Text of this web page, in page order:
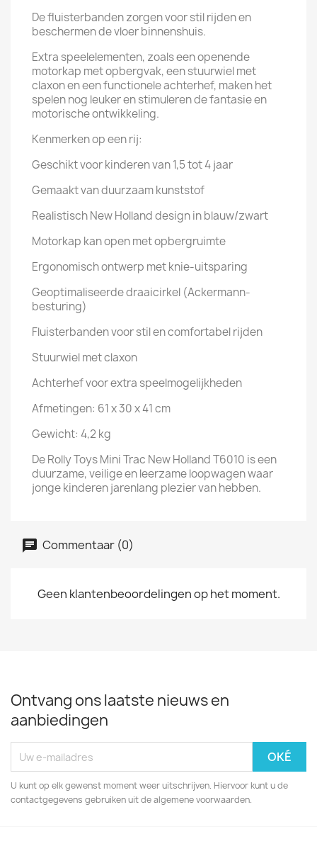
De fluisterbanden zorgen voor stil rijden en
beschermen de vloer binnenshuis.
Extra speelelementen, zoals een openende
motorkap met opbergvak, een stuurwiel met
claxon en een functionele achterhef, maken het
spelen nog leuker en stimuleren de fantasie en
motorische ontwikkeling.
Kenmerken op een rij:
Geschikt voor kinderen van 1,5 tot 4 jaar
Gemaakt van duurzaam kunststof
Realistisch New Holland design in blauw/zwart
Motorkap kan open met opbergruimte
Ergonomisch ontwerp met knie-uitsparing
Geoptimaliseerde draaicirkel (Ackermann-
besturing)
Fluisterbanden voor stil en comfortabel rijden
Stuurwiel met claxon
Achterhef voor extra speelmogelijkheden
Afmetingen: 61 x 30 x 41 cm
Gewicht: 4,2 kg
De Rolly Toys Mini Trac New Holland T6010 is een
duurzame, veilige en leerzame loopwagen waar
jonge kinderen jarenlang plezier van hebben.
Commentaar (0)
Geen klantenbeoordelingen op het moment.
Ontvang ons laatste nieuws en
aanbiedingen
U kunt op elk gewenst moment weer uitschrijven. Hiervoor kunt u de
contactgegevens gebruiken uit de algemene voorwaarden.